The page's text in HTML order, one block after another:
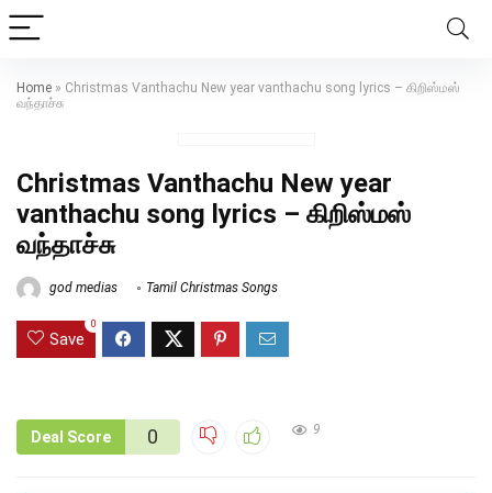
Home » Christmas Vanthachu New year vanthachu song lyrics – கிறிஸ்மஸ்
வந்தாச்சு
Christmas Vanthachu New year
vanthachu song lyrics – கிறிஸ்மஸ்
வந்தாச்சு
god medias Tamil Christmas Songs
Save
0
Deal Score 0 9